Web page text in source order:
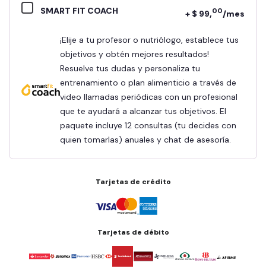
SMART FIT COACH + $ 99,00/mes
¡Elije a tu profesor o nutriólogo, establece tus
objetivos y obtén mejores resultados!
Resuelve tus dudas y personaliza tu
entrenamiento o plan alimenticio a través de
video llamadas periódicas con un profesional
que te ayudará a alcanzar tus objetivos. El
paquete incluye 12 consultas (tu decides con
quien tomarlas) anuales y chat de asesoría.
Tarjetas de crédito
Tarjetas de débito